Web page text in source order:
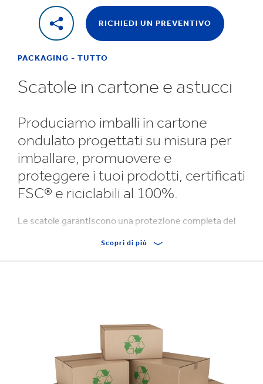
RICHIEDI UN PREVENTIVO
PACKAGING - TUTTO
Scatole in cartone e astucci
Produciamo imballi in cartone
ondulato progettati su misura per
imballare, promuovere e
proteggere i tuoi prodotti, certificati
FSC® e riciclabili al 100%.
Le scatole garantiscono una protezione completa del
all'impilamento per sopportare le difficili condizioni
fornite stese per poi essere montate, riempite col
prodotto e chiuse per il trasporto.
Il nostro esperto team di progettazione lavorerà con i
Scopri di più